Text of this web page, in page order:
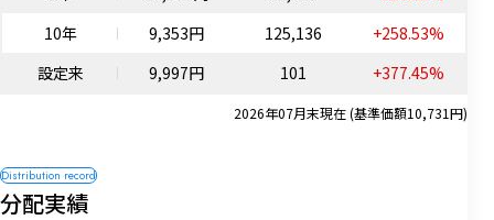
10年
9,353円 125,136
+258.53%
設定来
9,997円 101 +377.45%
2026年07月末現在 (基準価額10,731円)
分配実績